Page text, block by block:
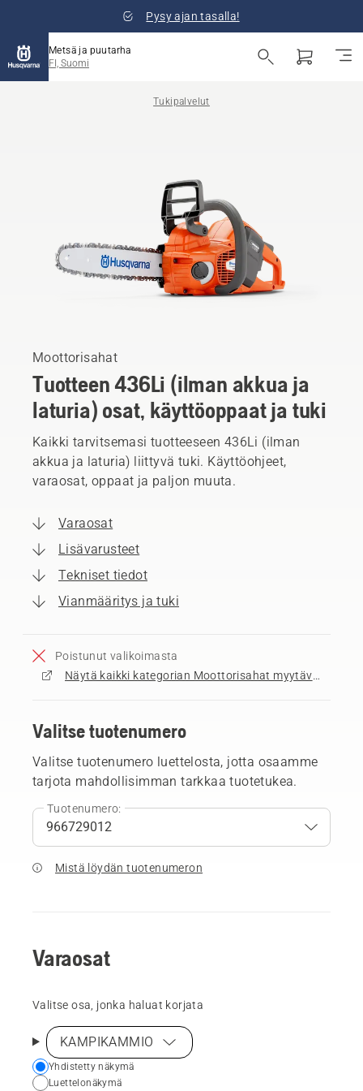
Pysy ajan tasalla!
Metsä ja puutarha
FI, Suomi
Tukipalvelut
Moottorisahat
Tuotteen 436Li (ilman akkua ja
laturia) osat, käyttöoppaat ja tuki
Kaikki tarvitsemasi tuotteeseen 436Li (ilman
akkua ja laturia) liittyvä tuki. Käyttöohjeet,
varaosat, oppaat ja paljon muuta.
Varaosat
Lisävarusteet
Tekniset tiedot
Vianmääritys ja tuki
Poistunut valikoimasta
Näytä kaikki kategorian Moottorisahat myytävät tuotteet
Valitse tuotenumero
Valitse tuotenumero luettelosta, jotta osaamme
tarjota mahdollisimman tarkkaa tuotetukea.
Tuotenumero:
Mistä löydän tuotenumeron
Varaosat
Valitse osa, jonka haluat korjata
KAMPIKAMMIO
Choose
your
Yhdistetty näkymä
Luettelonäkymä